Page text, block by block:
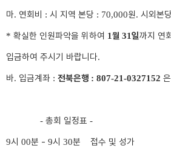
마. 연회비 : 시 지역 본당 : 70,000원. 시외본당
* 확실한 인원파악을 위하여 1월 31일까지 연
입금하여 주시기 바랍니다.
바. 입금계좌 : 전북은행 : 807-21-0327152
- 총회 일정표 -
9시 00분 - 9시 30분 접수 및 성가